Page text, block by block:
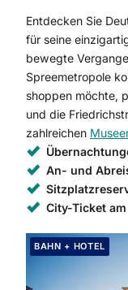
Entdecken Sie
für seine
bewegte
Spreemetropole
shoppen möchte,
und die
zahlreichen
An- und
City-Ticket
BAHN + HOTEL
Weiter zur